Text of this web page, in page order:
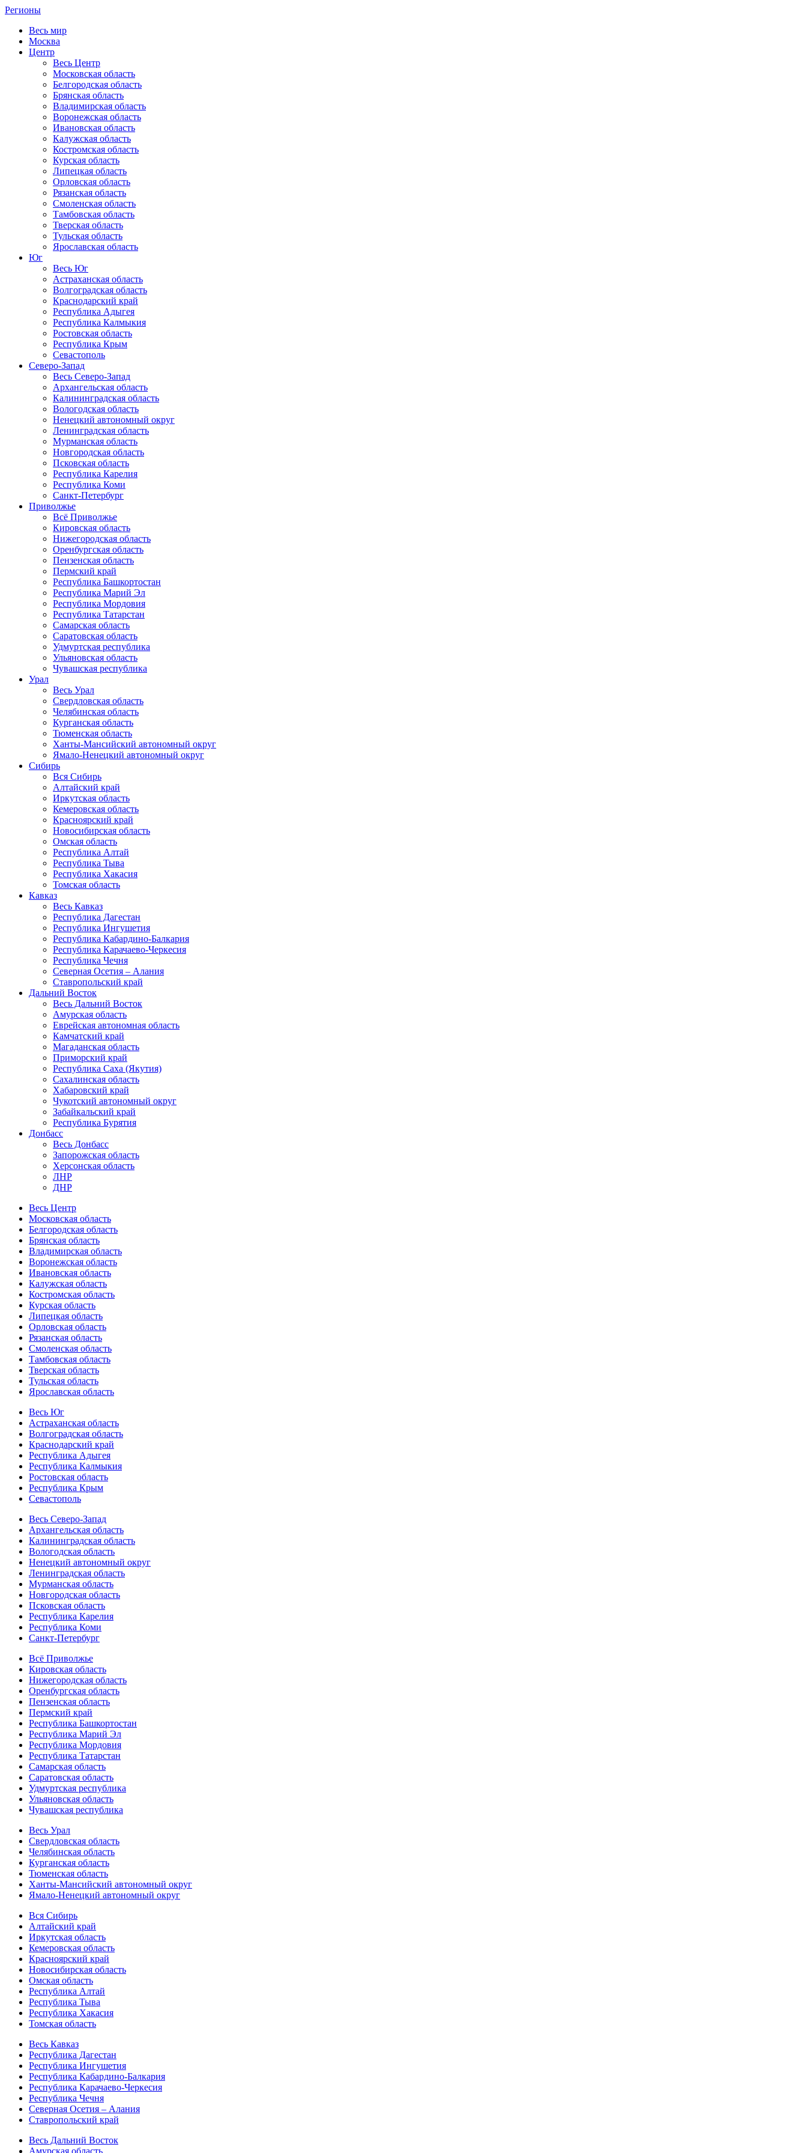
Регионы
Весь мир
Москва
Центр
Весь Центр
Московская область
Белгородская область
Брянская область
Владимирская область
Воронежская область
Ивановская область
Калужская область
Костромская область
Курская область
Липецкая область
Орловская область
Рязанская область
Смоленская область
Тамбовская область
Тверская область
Тульская область
Ярославская область
Юг
Весь Юг
Астраханская область
Волгоградская область
Краснодарский край
Республика Адыгея
Республика Калмыкия
Ростовская область
Республика Крым
Севастополь
Северо-Запад
Весь Северо-Запад
Архангельская область
Калининградская область
Вологодская область
Ненецкий автономный округ
Ленинградская область
Мурманская область
Новгородская область
Псковская область
Республика Карелия
Республика Коми
Санкт-Петербург
Приволжье
Всё Приволжье
Кировская область
Нижегородская область
Оренбургская область
Пензенская область
Пермский край
Республика Башкортостан
Республика Марий Эл
Республика Мордовия
Республика Татарстан
Самарская область
Саратовская область
Удмуртская республика
Ульяновская область
Чувашская республика
Урал
Весь Урал
Свердловская область
Челябинская область
Курганская область
Тюменская область
Ханты-Мансийский автономный округ
Ямало-Ненецкий автономный округ
Сибирь
Вся Сибирь
Алтайский край
Иркутская область
Кемеровская область
Красноярский край
Новосибирская область
Омская область
Республика Алтай
Республика Тыва
Республика Хакасия
Томская область
Кавказ
Весь Кавказ
Республика Дагестан
Республика Ингушетия
Республика Кабардино-Балкария
Республика Карачаево-Черкесия
Республика Чечня
Северная Осетия – Алания
Ставропольский край
Дальний Восток
Весь Дальний Восток
Амурская область
Еврейская автономная область
Камчатский край
Магаданская область
Приморский край
Республика Саха (Якутия)
Сахалинская область
Хабаровский край
Чукотский автономный округ
Забайкальский край
Республика Бурятия
Донбасс
Весь Донбасс
Запорожская область
Херсонская область
ЛНР
ДНР
Весь Центр
Московская область
Белгородская область
Брянская область
Владимирская область
Воронежская область
Ивановская область
Калужская область
Костромская область
Курская область
Липецкая область
Орловская область
Рязанская область
Смоленская область
Тамбовская область
Тверская область
Тульская область
Ярославская область
Весь Юг
Астраханская область
Волгоградская область
Краснодарский край
Республика Адыгея
Республика Калмыкия
Ростовская область
Республика Крым
Севастополь
Весь Северо-Запад
Архангельская область
Калининградская область
Вологодская область
Ненецкий автономный округ
Ленинградская область
Мурманская область
Новгородская область
Псковская область
Республика Карелия
Республика Коми
Санкт-Петербург
Всё Приволжье
Кировская область
Нижегородская область
Оренбургская область
Пензенская область
Пермский край
Республика Башкортостан
Республика Марий Эл
Республика Мордовия
Республика Татарстан
Самарская область
Саратовская область
Удмуртская республика
Ульяновская область
Чувашская республика
Весь Урал
Свердловская область
Челябинская область
Курганская область
Тюменская область
Ханты-Мансийский автономный округ
Ямало-Ненецкий автономный округ
Вся Сибирь
Алтайский край
Иркутская область
Кемеровская область
Красноярский край
Новосибирская область
Омская область
Республика Алтай
Республика Тыва
Республика Хакасия
Томская область
Весь Кавказ
Республика Дагестан
Республика Ингушетия
Республика Кабардино-Балкария
Республика Карачаево-Черкесия
Республика Чечня
Северная Осетия – Алания
Ставропольский край
Весь Дальний Восток
Амурская область